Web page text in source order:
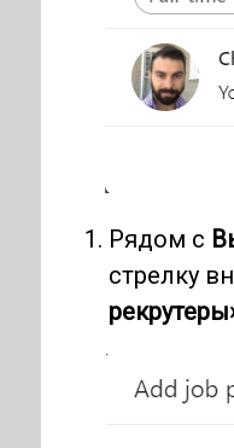
Рядом с
стрелку